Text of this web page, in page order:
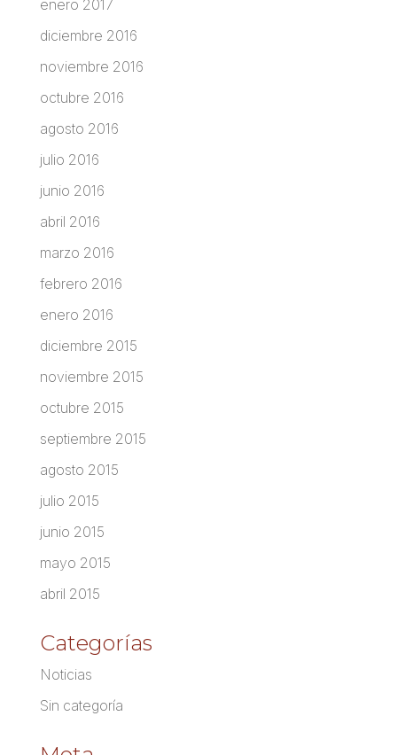
enero 2017
diciembre 2016
noviembre 2016
octubre 2016
agosto 2016
julio 2016
junio 2016
abril 2016
marzo 2016
febrero 2016
enero 2016
diciembre 2015
noviembre 2015
octubre 2015
septiembre 2015
agosto 2015
julio 2015
junio 2015
mayo 2015
abril 2015
Categorías
Noticias
Sin categoría